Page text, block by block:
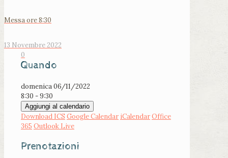
Messa ore 8:30
13 Novembre 2022
0
Quando
domenica 06/11/2022
8:30 - 9:30
Aggiungi al calendario
Download ICS Google Calendar iCalendarOffice
365 Outlook Live
Prenotazioni